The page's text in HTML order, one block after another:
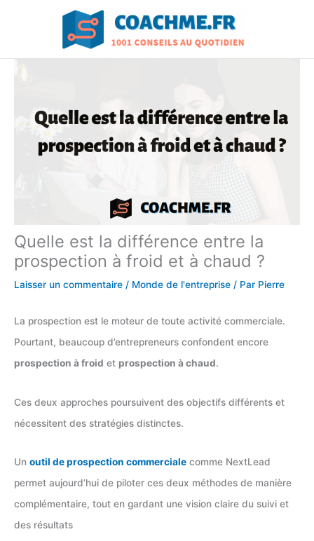
Quelle est la différence entre la
prospection à froid et à chaud ?
Laisser un commentaire / Monde de l'entreprise / Par Pierre
La prospection est le moteur de toute activité commerciale.
Pourtant, beaucoup d’entrepreneurs confondent encore
prospection à froid et prospection à chaud.
Ces deux approches poursuivent des objectifs différents et
nécessitent des stratégies distinctes.
Un outil de prospection commerciale comme NextLead
permet aujourd’hui de piloter ces deux méthodes de manière
complémentaire, tout en gardant une vision claire du suivi et
des résultats